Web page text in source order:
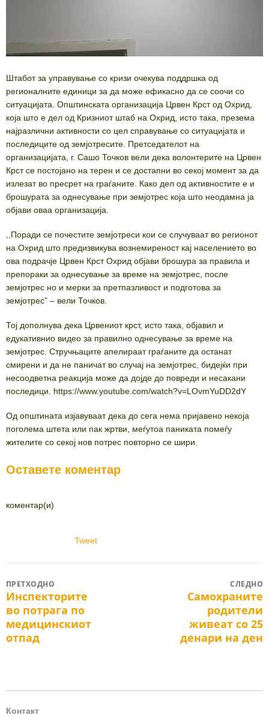
Штабот за управување со кризи очекува поддршка од
регионалните единици за да може ефикасно да се соочи со
ситуацијата. Општинската организација Црвен Крст од Охрид,
која што е дел од Кризниот штаб на Охрид, исто така, презема
најразлични активности со цел справување со ситуацијата и
последиците од земјотресите. Претседателот на
организацијата, г. Сашо Точков вели дека волонтерите на Црвен
Крст се постојано на терен и се достапни во секој момент за да
излезат во пресрет на граѓаните. Како дел од активностите е и
брошурата за однесување при земјотрес која што неодамна ја
објави оваа организација.
,,Поради се почестите земјотреси кои се случуваат во регионот
на Охрид што предизвикува вознемиреност кај населението во
ова подрачје Црвен Крст Охрид објави брошура за правила и
препораки за однесување за време на земјотрес, после
земјотрес но и мерки за претпазливост и подготова за
земјотрес” – вели Точков.
Тој дополнува дека Црвениот крст, исто така, објавил и
едукативнио видео за правилно однесување за време на
земјотрес. Стручњаците апелираат граѓаните да останат
смирени и да не паничат во случај на земјотрес, бидејќи при
несоодветна реакција може да дојде до повреди и несакани
последици. https://www.youtube.com/watch?v=LOvmYuDD2dY
Од општината изјавуваат дека до сега нема пријавено некоја
поголема штета или пак жртви, меѓутоа паниката помеѓу
жителите со секој нов потрес повторно се шири.
Оставете коментар
коментар(и)
Tweet
Post
navigation
ПРЕТХОДНО
Previous
post:
Инспекторите
во потрага по
медицинскиот
отпад
СЛЕДНО
NextСамохраните
родители
живеат со 25
денари на ден
Контакт